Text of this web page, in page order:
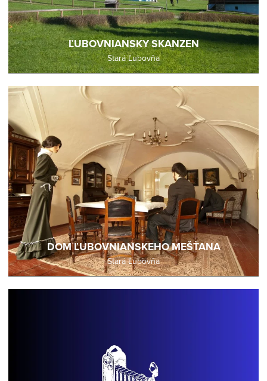
ĽUBOVNIANSKY SKANZEN
Stará Ľubovňa
DOM ĽUBOVNIANSKEHO MEŠŤANA
Stará Ľubovňa